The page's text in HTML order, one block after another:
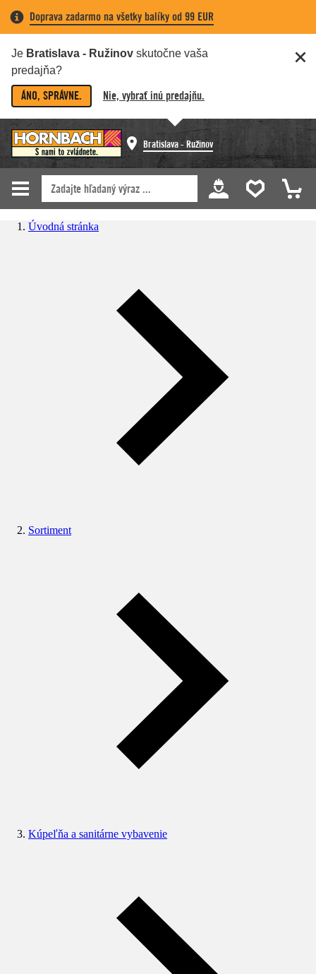
Doprava zadarmo na všetky balíky od 99 EUR
Je Bratislava - Ružinov skutočne vaša
predajňa?
ÁNO, SPRÁVNE. Nie, vybrať inú predajňu.
Bratislava - Ružinov
Úvodná stránka
Sortiment
Kúpeľňa a sanitárne vybavenie